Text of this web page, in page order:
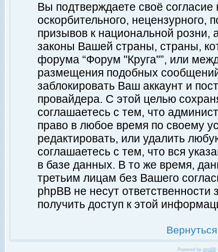
Вы подтверждаете своё
оскорбительного, нецензурного,
призывов к национальной
законы Вашей страны, страны,
форума “Форум "Круга"”, или
размещения подобных
заблокировать Ваш аккаунт и
провайдера. С этой целью
соглашаетесь с тем, что
право в любое время по своему
редактировать, или удалить
соглашаетесь с тем, что вся
в базе данных. В то же время,
третьим лицам без Вашего
phpBB не несут ответственности
получить доступ к этой
Powered by phpBB